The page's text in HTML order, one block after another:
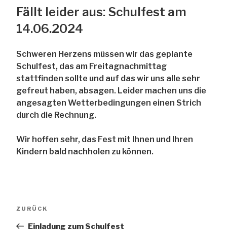
AM
Fällt leider aus: Schulfest am
14.06.2024
Schweren Herzens müssen wir das geplante
Schulfest, das am Freitagnachmittag
stattfinden sollte und auf das wir uns alle sehr
gefreut haben, absagen. Leider machen uns die
angesagten Wetterbedingungen einen Strich
durch die Rechnung.
Wir hoffen sehr, das Fest mit Ihnen und Ihren
Kindern bald nachholen zu können.
Vorheriger
ZURÜCK
Einladung zum Schulfest